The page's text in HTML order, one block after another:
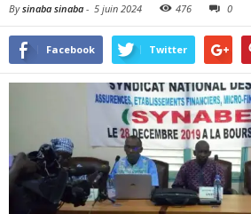
Bysinaba sinaba - 5 juin 2024 476 0
Facebook Twitter